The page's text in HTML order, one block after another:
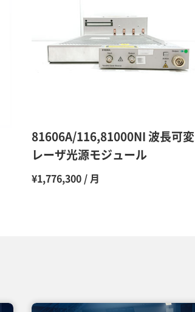
81606A/116,81000NI 波長可変
レーザ光源モジュール
¥1,776,300 / 月